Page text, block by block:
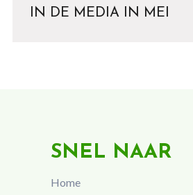
IN DE MEDIA IN MEI
SNEL NAAR
Home